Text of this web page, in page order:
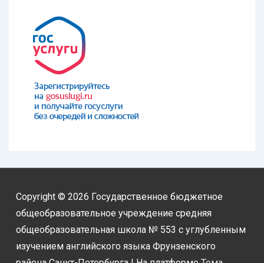
Copyright © 2026 Государственное бюджетное
общеобразовательное учреждение средняя
общеобразовательная школа № 553 с углубленным
изучением английского языка Фрунзенского